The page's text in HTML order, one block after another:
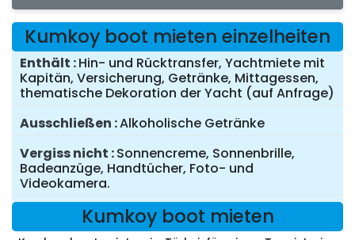
Kumkoy boot mieten einzelheiten
Enthält Hin- und Rücktransfer, Yachtmiete mit
Kapitän, Versicherung, Getränke, Mittagessen,
thematische Dekoration der Yacht (auf Anfrage)
Ausschließen Alkoholische Getränke
Vergiss nicht Sonnencreme, Sonnenbrille,
Badeanzüge, Handtücher, Foto- und
Videokamera.
Kumkoy boot mieten